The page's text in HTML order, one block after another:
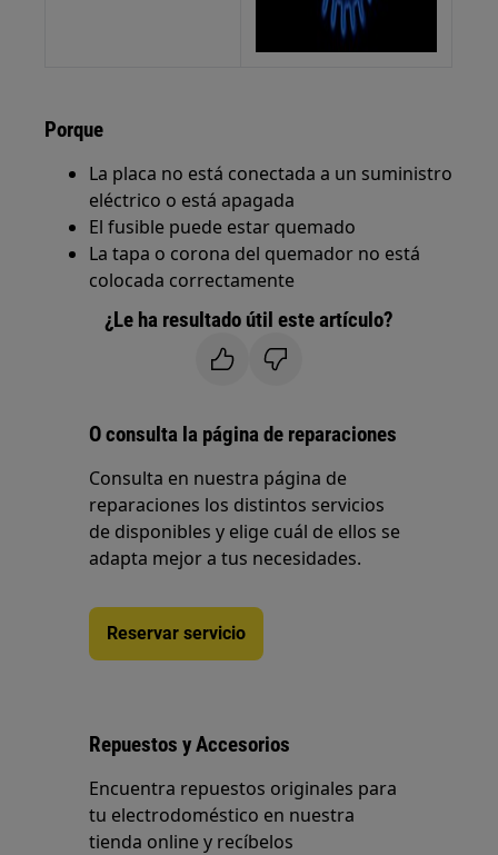
Porque
La placa no está conectada a un suministro
eléctrico o está apagada
El fusible puede estar quemado
La tapa o corona del quemador no está
colocada correctamente
¿Le ha resultado útil este artículo?
O consulta la página de reparaciones
Consulta en nuestra página de
reparaciones los distintos servicios
de disponibles y elige cuál de ellos se
adapta mejor a tus necesidades.
Reservar servicio
Repuestos y Accesorios
Encuentra repuestos originales para
tu electrodoméstico en nuestra
tienda online y recíbelos